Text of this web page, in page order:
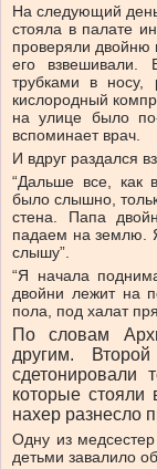
На следующий
стояла в палате
проверяли
его взвешивали.
трубками в
кислородный
на улице было
вспоминает врач.
И вдруг раздался
“Дальше все, как
было слышно,
стена. Папа
падаем на землю.
слышу”.
“Я начала
двойни лежит на
пола, под халат
По словам
другим.
сдетонировали
которые стояли
нахер разнесло
Одну из
детьми завалило